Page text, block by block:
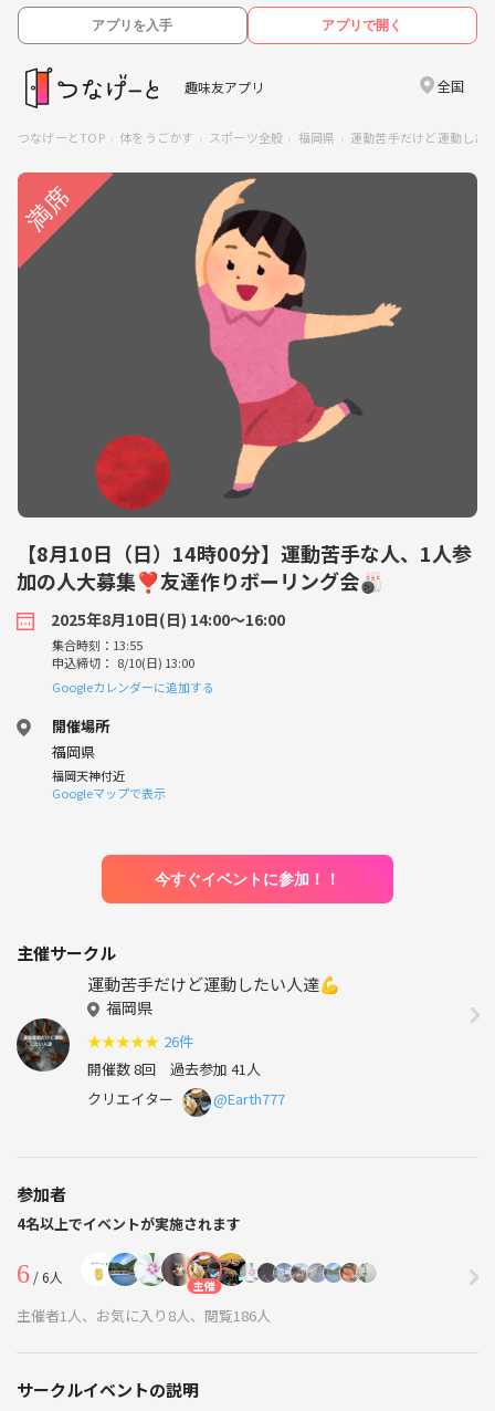
アプリを入手 アプリで開く
趣味友アプリ 全国
つなげーとTOP 体をうごかす スポーツ全般 福岡県 運動苦手だけど運動した
【8月10日（日）14時00分】運動苦手な人、1人参
加の人大募集❣️友達作りボーリング会🎳
2025年8月10日(日) 14:00〜16:00
集合時刻：13:55
申込締切： 8/10(日) 13:00
Googleカレンダーに追加する
開催場所
福岡県
福岡天神付近
Googleマップで表示
今すぐイベントに参加！！
主催サークル
運動苦手だけど運動したい人達💪
福岡県
★★★★★ 26件
開催数 8回 過去参加 41人
クリエイター
@Earth777
参加者
4名以上でイベントが実施されます
6/ 6人 主催
主催者1人、お気に入り8人、閲覧186人
サークルイベントの説明